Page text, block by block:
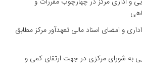
و امضای اسناد مالی تعهدآور مرکز مطابق
به شورای مرکزی در جهت ارتقای کمی و